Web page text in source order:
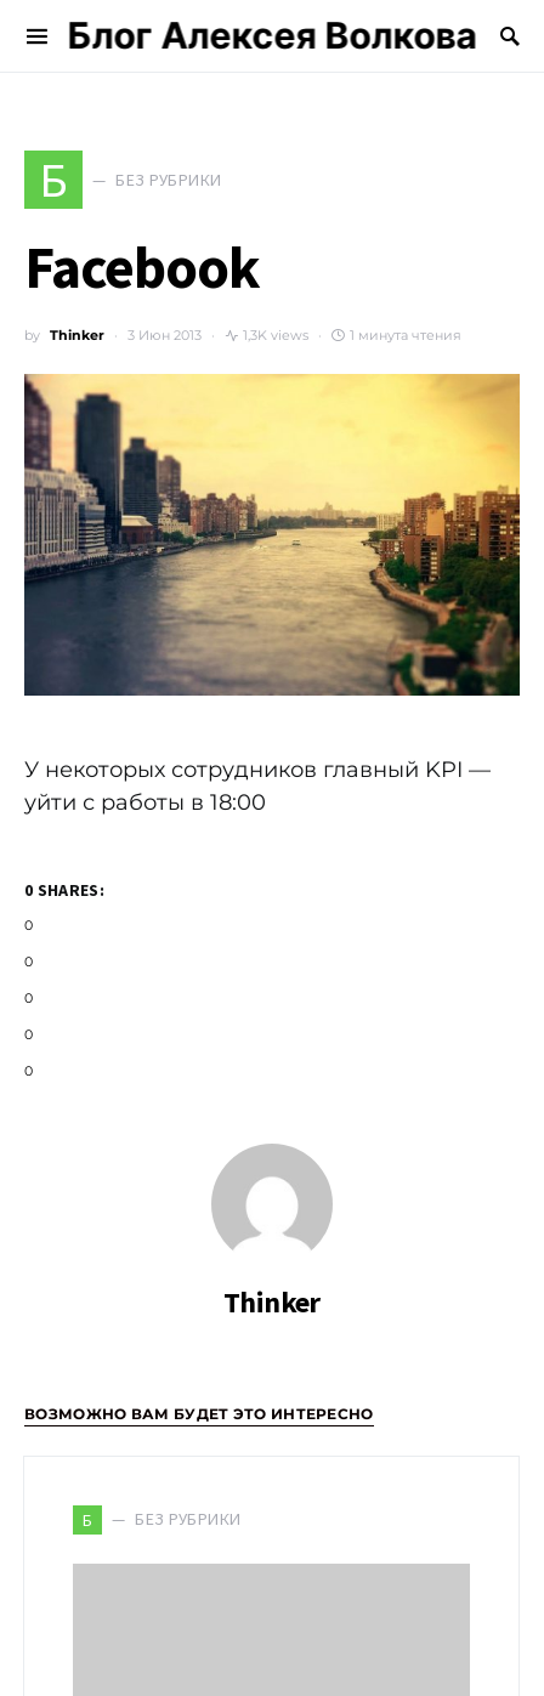
Блог Алексея Волкова
Search for:
Б БЕЗ РУБРИКИ
Facebook
by Thinker 3 Июн 2013 1,3K views 1 минута чтения
У некоторых сотрудников главный KPI —
уйти с работы в 18:00
0 SHARES:
0
0
0
0
0
Thinker
ВОЗМОЖНО ВАМ БУДЕТ ЭТО ИНТЕРЕСНО
Б БЕЗ РУБРИКИ